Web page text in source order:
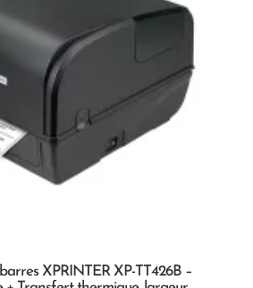
XPRINTER XP-TT426B –